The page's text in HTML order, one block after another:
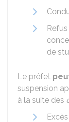
de
Le préfet
suspension
à la suite des